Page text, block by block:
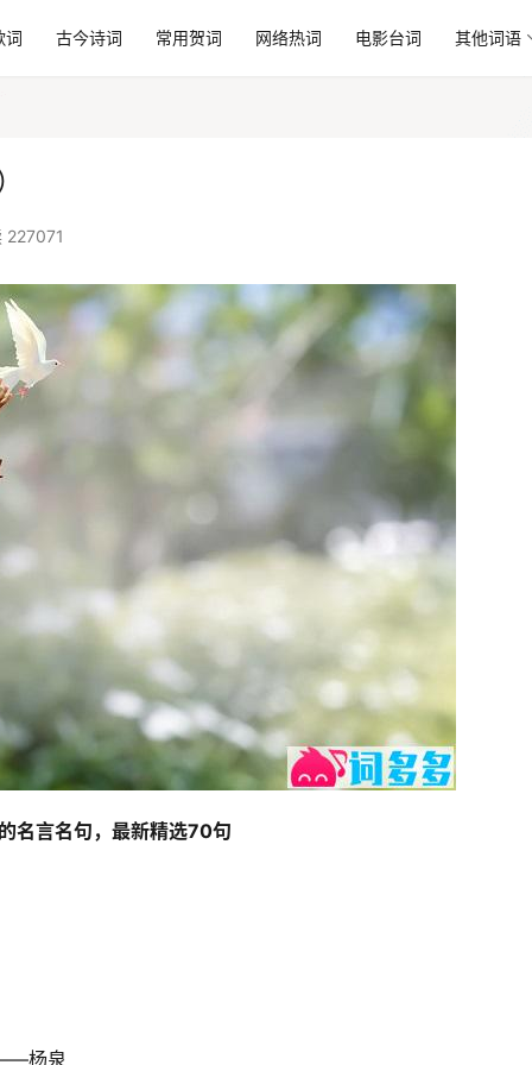
词 古今诗词 常用贺词 网络热词 电影台词 其他词语
227071
名言名句，最新精选70句
杨泉